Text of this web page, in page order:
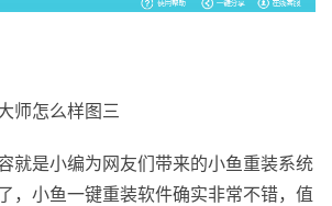
怎么样图三
是小编为网友们带来的小鱼重装系统
，小鱼一键重装软件确实非常不错，值